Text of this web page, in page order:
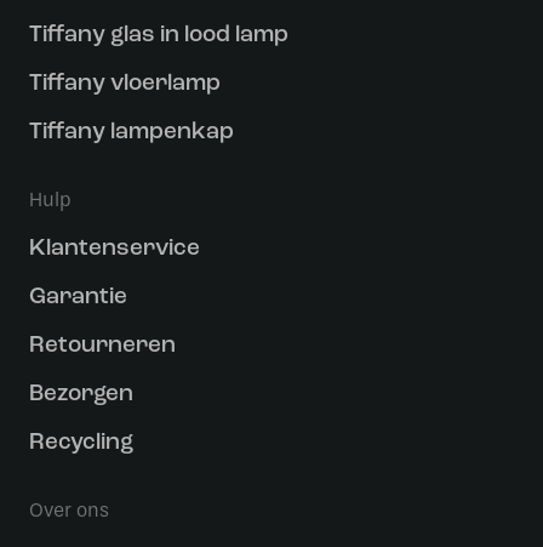
Tiffany glas in lood lamp
Tiffany vloerlamp
Tiffany lampenkap
Hulp
Klantenservice
Garantie
Retourneren
Bezorgen
Recycling
Over ons